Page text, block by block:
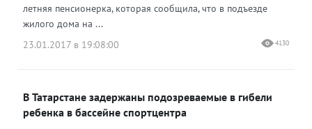
летняя пенсионерка, которая сообщила, что в подъезде
жилого дома на ...
23.01.2017 в 19:08:00
4130
В Татарстане задержаны подозреваемые в гибели
ребенка в бассейне спортцентра